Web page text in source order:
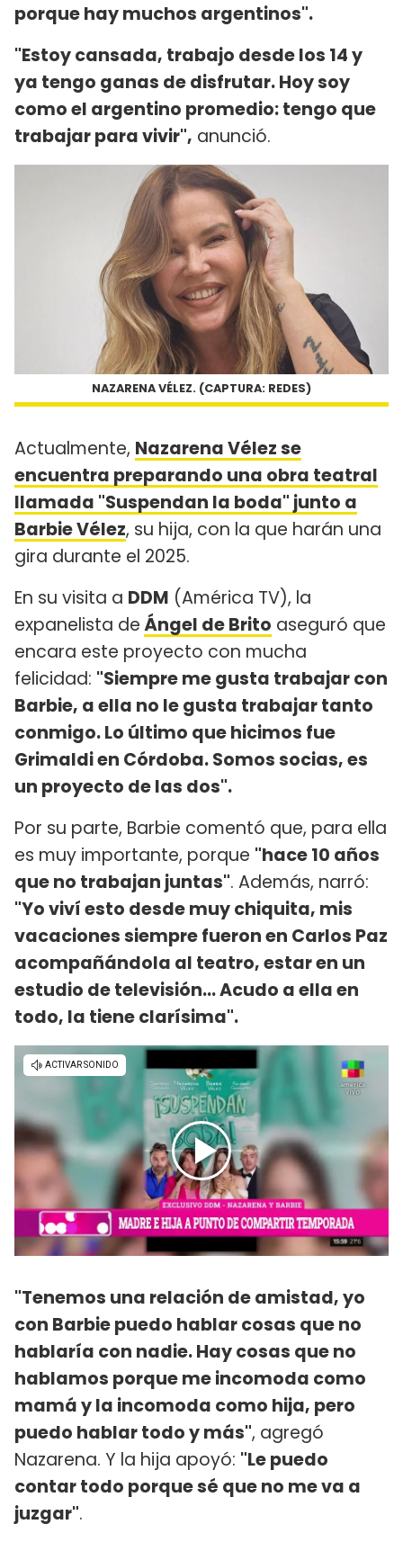
porque hay muchos argentinos".
"Estoy cansada, trabajo desde los 14 y
ya tengo ganas de disfrutar. Hoy soy
como el argentino promedio: tengo que
trabajar para vivir", anunció.
NAZARENA VÉLEZ. (CAPTURA: REDES)
Actualmente, Nazarena Vélez se
encuentra preparando una obra teatral
llamada "Suspendan la boda" junto a
Barbie Vélez, su hija, con la que harán una
gira durante el 2025.
En su visita a DDM (América TV), la
expanelista deÁngel de Brito aseguró que
encara este proyecto con mucha
felicidad: "Siempre me gusta trabajar con
Barbie, a ella no le gusta trabajar tanto
conmigo. Lo último que hicimos fue
Grimaldi en Córdoba. Somos socias, es
un proyecto de las dos".
Por su parte, Barbie comentó que, para ella
es muy importante, porque "hace 10 años
que no trabajan juntas". Además, narró:
"Yo viví esto desde muy chiquita, mis
vacaciones siempre fueron en Carlos Paz
acompañándola al teatro, estar en un
estudio de televisión... Acudo a ella en
todo, la tiene clarísima".
"Tenemos una relación de amistad, yo
con Barbie puedo hablar cosas que no
hablaría con nadie. Hay cosas que no
hablamos porque me incomoda como
mamá y la incomoda como hija, pero
puedo hablar todo y más", agregó
Nazarena. Y la hija apoyó: "Le puedo
contar todo porque sé que no me va a
juzgar".